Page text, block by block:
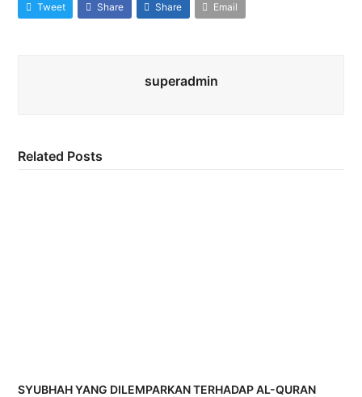
Tweet Share Share Email
superadmin
Related Posts
SYUBHAH YANG DILEMPARKAN TERHADAP AL-QURAN